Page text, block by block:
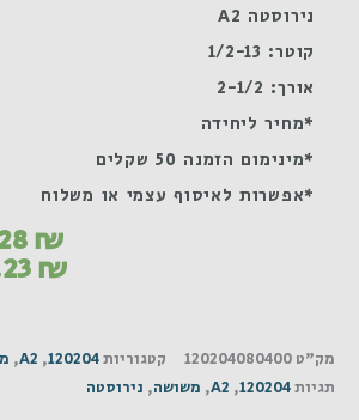
נירוסטה A2
קוטר: 1/2-13
אורך: 2-1/2
*מחיר ליחידה
*מינימום הזמנה 50 שקלים
*אפשרות לאיסוף עצמי או משלוח
₪
₪
מק"ט 120204080400 קטגוריות120204
,
A2
,
תגיות120204
,
A2
, משושה, נירוסטה